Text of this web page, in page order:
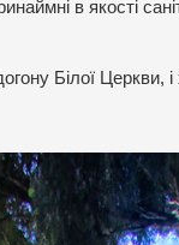
в якості
Білої Церкви, і